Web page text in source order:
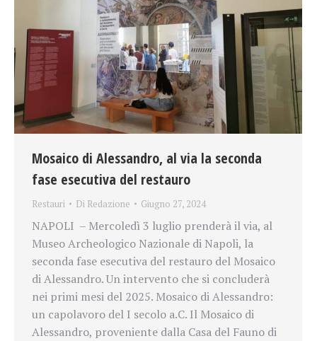
Mosaico di Alessandro, al via la seconda
fase esecutiva del restauro
Restauri Di Redazione Giugno 27, 2024
NAPOLI – Mercoledì 3 luglio prenderà il via, al
Museo Archeologico Nazionale di Napoli, la
seconda fase esecutiva del restauro del Mosaico
di Alessandro. Un intervento che si concluderà
nei primi mesi del 2025. Mosaico di Alessandro:
un capolavoro del I secolo a.C. Il Mosaico di
Alessandro, proveniente dalla Casa del Fauno di